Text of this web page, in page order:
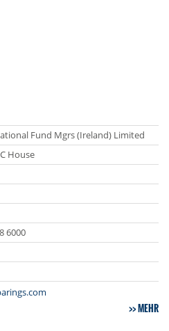
Fund Mgrs (Ireland) Limited
House
6000
MEHR